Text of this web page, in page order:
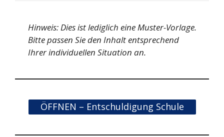
Hinweis: Dies ist lediglich eine Muster-Vorlage.
Bitte passen Sie den Inhalt entsprechend
Ihrer individuellen Situation an.
ÖFFNEN – Entschuldigung Schule